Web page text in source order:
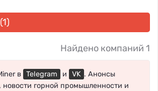
Найдено компаний 1
в Telegram и VK . Анонсы
новости горной промышленности и